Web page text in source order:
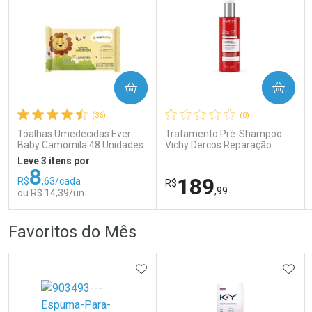
Comprar sem Desconto
Por R$ 266,99/cada
Comprar sem Desconto
Por R$ 266,99/cada
Comprar sem Desconto
Por R$ 407,99/cada
Comprar sem Desconto
Por R$ 407,99/cada
(36)
Toalhas Umedecidas Ever
Baby Camomila 48 Unidades
Leve 3 itens por
R$8,63/cada
ou R$ 14,39/un
COMPRAR
Por Menos
(0)
Tratamento Pré-Shampoo
Vichy Dercos Reparação
R$189,99
COMPRAR
Por Menos
Favoritos do Mês
ADICIONAR AOS FAVORITOS